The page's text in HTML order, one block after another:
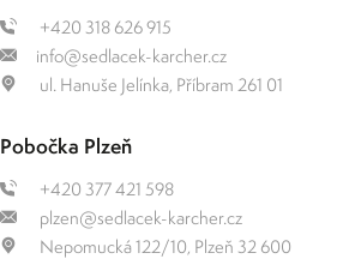
+420 318 626 915
info@sedlacek-karcher.cz
ul. Hanuše Jelínka, Příbram 261 01
Pobočka Plzeň
+420 377 421 598
plzen@sedlacek-karcher.cz
Nepomucká 122/10, Plzeň 32 600